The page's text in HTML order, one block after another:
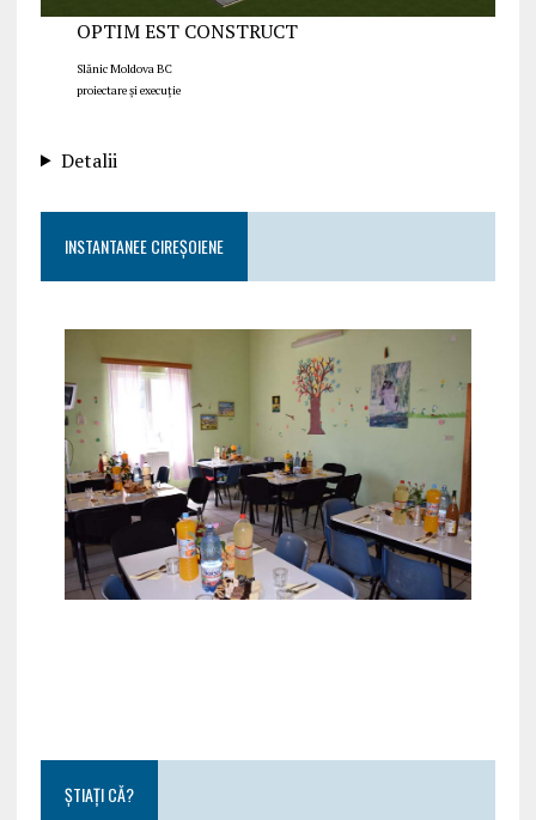
OPTIM EST CONSTRUCT
Slănic Moldova BC
proiectare și execuție
Detalii
INSTANTANEE CIREȘOIENE
ȘTIAȚI CĂ?